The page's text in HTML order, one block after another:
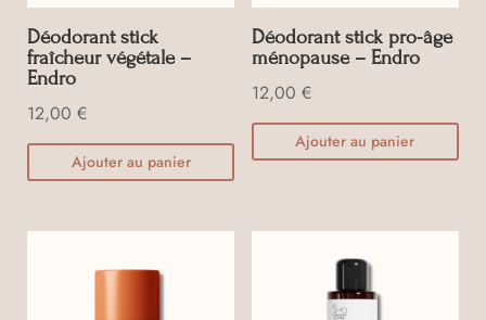
Déodorant stick
fraîcheur végétale –
Endro
12,00 €
Ajouter au panier
Déodorant stick pro-âge
ménopause – Endro
12,00 €
Ajouter au panier